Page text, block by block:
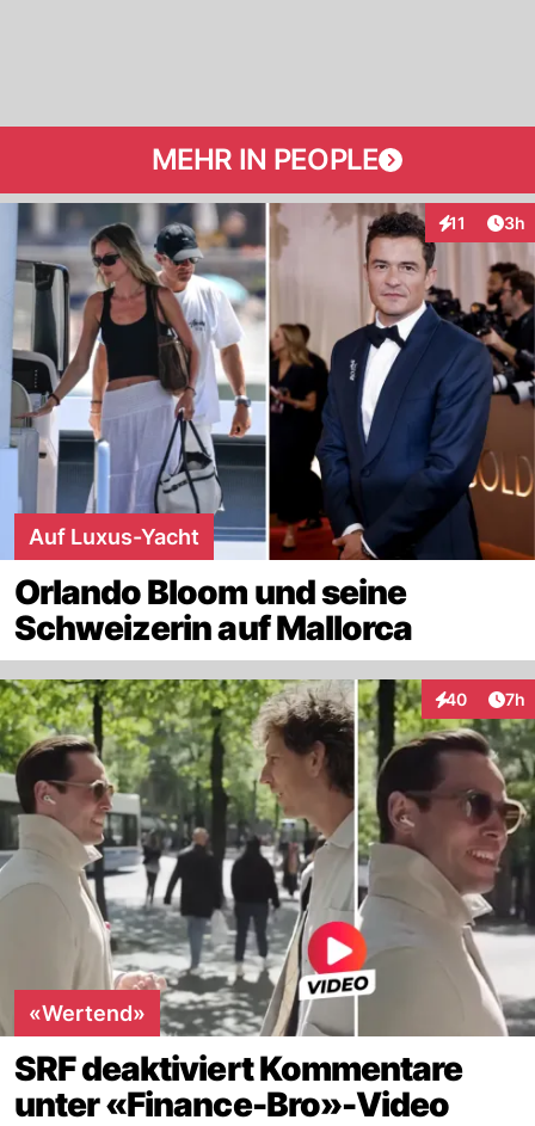
MEHR IN PEOPLE
11 3h
Auf Luxus-Yacht
Orlando Bloom und seine
Schweizerin auf Mallorca
40
Interaktionen
7h
«Wertend»
SRF deaktiviert Kommentare
unter «Finance-Bro»-Video